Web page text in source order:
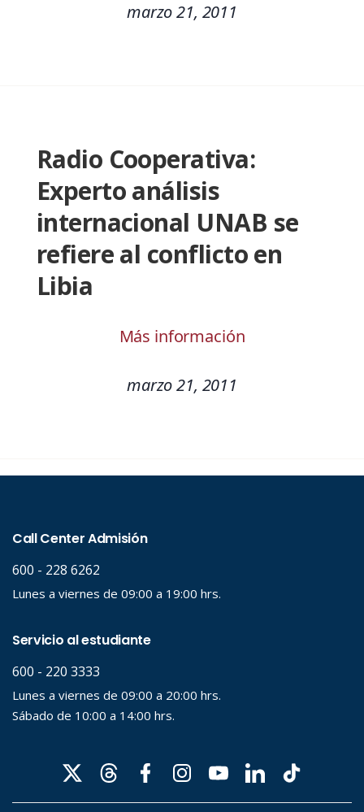
marzo 21, 2011
Radio Cooperativa:
Experto análisis
internacional UNAB se
refiere al conflicto en
Libia
Más información
marzo 21, 2011